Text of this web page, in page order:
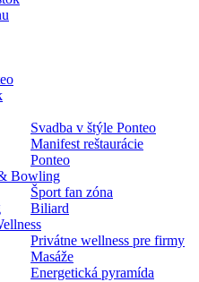
Svadba v štýle Ponteo
Manifest reštaurácie
Ponteo
Bowling
Šport fan zóna
Biliard
Privátne wellness pre firmy
Masáže
Energetická pyramída